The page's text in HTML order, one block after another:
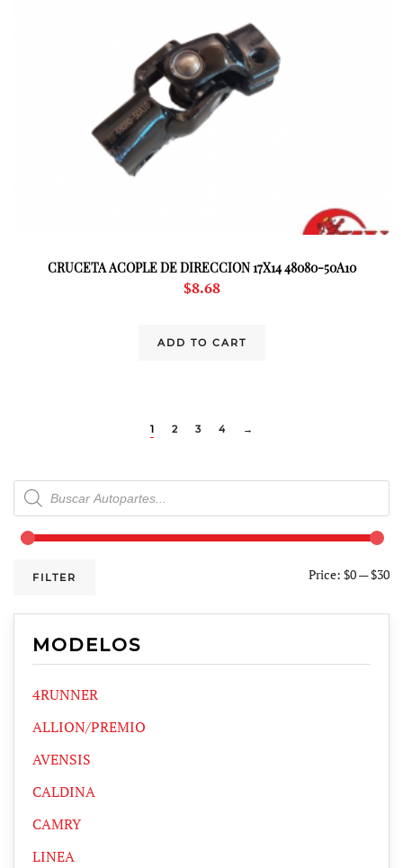
CRUCETA ACOPLE DE DIRECCION 17X14 48080-50A10
$8.68
ADD TO CART
1 2 3 4 →
Products
search
FILTER Price: $0—$30
MODELOS
4RUNNER
ALLION/PREMIO
AVENSIS
CALDINA
CAMRY
LINEA